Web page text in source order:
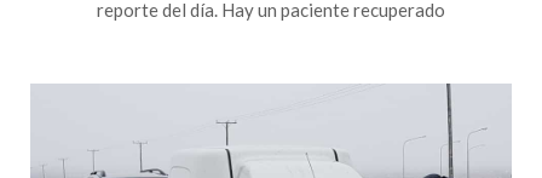
reporte del día. Hay un paciente recuperado